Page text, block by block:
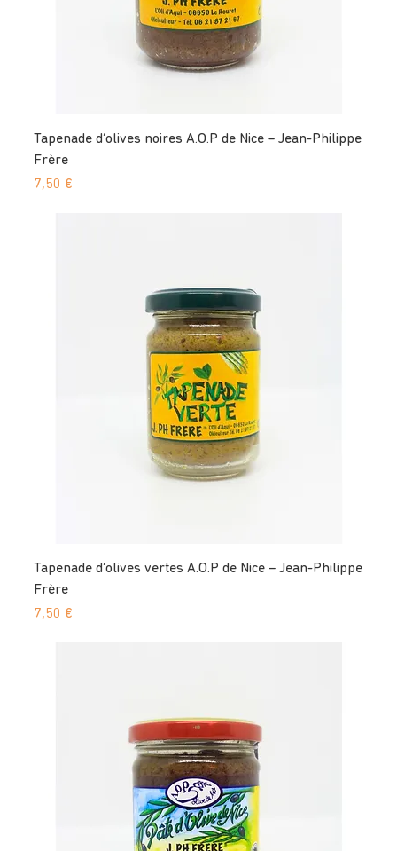
Tapenade d’olives noires A.O.P de Nice – Jean-Philippe
Frère
Prix
7,50 €
Tapenade d’olives vertes A.O.P de Nice – Jean-Philippe
Frère
Prix
7,50 €